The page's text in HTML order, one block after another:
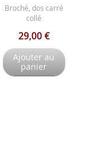
Broché, dos carré
collé
29,00 €
Ajouter au
panier